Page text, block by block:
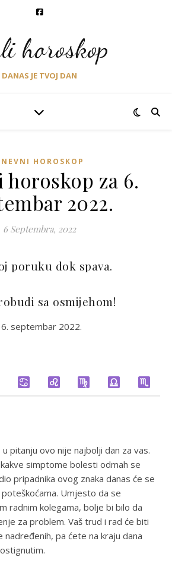
horoskop
DANAS JE TVOJ DAN
HOROSKOP
horoskop za 6.
2022.
6 Septembra, 2022
poruku dok spava.
sa osmijehom!
septembar 2022.
pitanju ovo nije najbolji dan za vas.
simptome bolesti odmah se
pripadnika ovog znaka danas će se
Umjesto da se
radnim kolegama, bolje bi bilo da
za problem. Vaš trud i rad će biti
pa ćete na kraju dana